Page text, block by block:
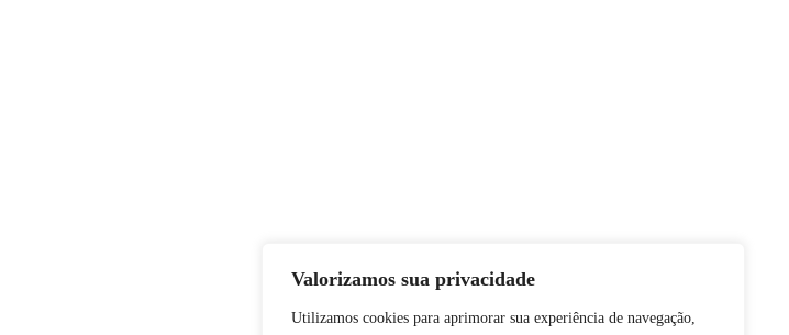
Valorizamos sua privacidade
Utilizamos cookies para aprimorar sua experiência de navegação,